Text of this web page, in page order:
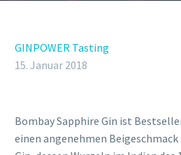
GINPOWER Tasting
15. Januar 2018
Bombay Sapphire Gin ist
einen angenehmen